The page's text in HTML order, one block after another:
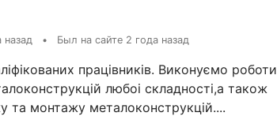
назад • Был на сайте 2 года назад
працівників. Виконуємо роботи
любоі складності,а також
та монтажу металоконструкцій....